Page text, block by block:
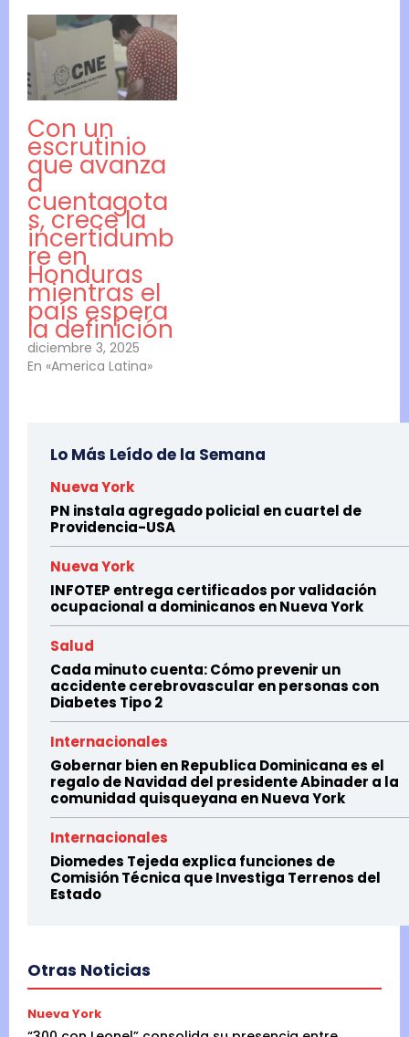
Con un
escrutinio
que avanza
a
cuentagota
s, crece la
incertidumb
re en
Honduras
mientras el
país espera
la definición
diciembre 3, 2025
En «America Latina»
Lo Más Leído de la Semana
Nueva York
PN instala agregado policial en cuartel de
Providencia-USA
Nueva York
INFOTEP entrega certificados por validación
ocupacional a dominicanos en Nueva York
Salud
Cada minuto cuenta: Cómo prevenir un
accidente cerebrovascular en personas con
Diabetes Tipo 2
Internacionales
Gobernar bien en Republica Dominicana es el
regalo de Navidad del presidente Abinader a la
comunidad quisqueyana en Nueva York
Internacionales
Diomedes Tejeda explica funciones de
Comisión Técnica que Investiga Terrenos del
Estado
Otras Noticias
Nueva York